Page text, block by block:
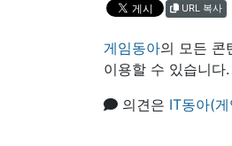
URL 복사
게임동아의 모든 콘
이용할 수 있습니다.
의견은 IT동아(